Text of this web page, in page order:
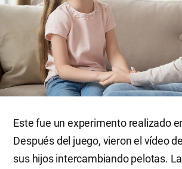
Este fue un experimento realizado
Después del juego, vieron el vídeo
sus hijos intercambiando pelotas.